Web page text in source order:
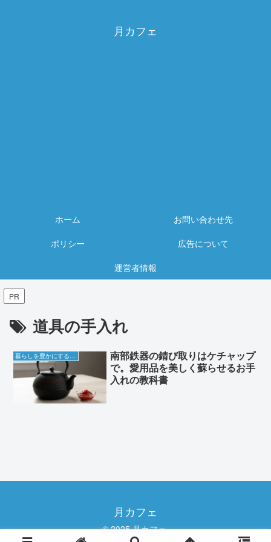
月カフェ
ホーム
お問い合わせ先
ポリシー
広告について
運営者情報
PR
道具の手入れ
南部鉄器の錆び取りはケチャップ
で。愛用品を美しく蘇らせるお手
入れの教科書
月カフェ
© 2025 月カフェ.